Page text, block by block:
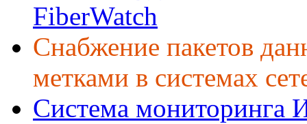
FiberWatch
Снабжение пакетов
метками в системах
Система мониторинга